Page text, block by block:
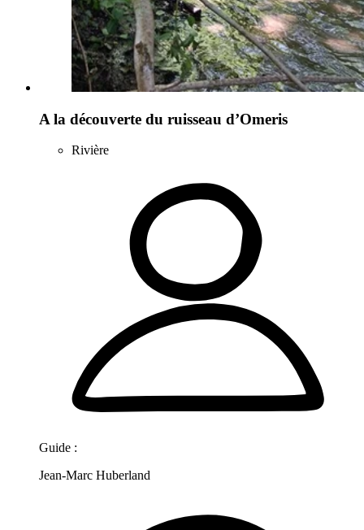
A la découverte du ruisseau d’Omeris
Rivière
Guide :
Jean-Marc Huberland